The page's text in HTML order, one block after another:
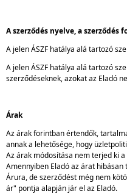
A szerződés nyelve, a szerződés
A jelen ÁSZF hatálya alá tartozó
A jelen ÁSZF hatálya alá tartozó
szerződéseknek, azokat az Eladó
Árak
Az árak forintban értendők,
annak a lehetősége, hogy
Az árak módosítása nem terjed ki
Amennyiben Eladó az árat
Árura, de szerződést még nem
ár" pontja alapján jár el az Eladó.